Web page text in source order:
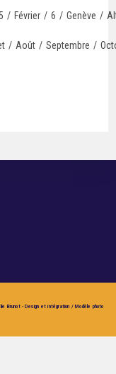
/ Février / 6 / Genève /
/ Août / Septembre /
- Design et intégration / Modèle photo